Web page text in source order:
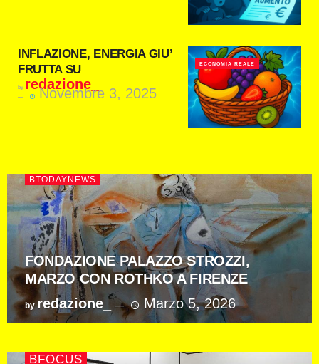
ECONOMIA REALE
INFLAZIONE, ENERGIA GIU’
FRUTTA SU
by redazione_
Novembre 3, 2025
BTODAYNEWS
FONDAZIONE PALAZZO STROZZI,
MARZO CON ROTHKO A FIRENZE
by redazione_ Marzo 5, 2026
BFOCUS